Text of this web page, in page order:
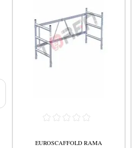
EUROSCAFFOLD RAMA